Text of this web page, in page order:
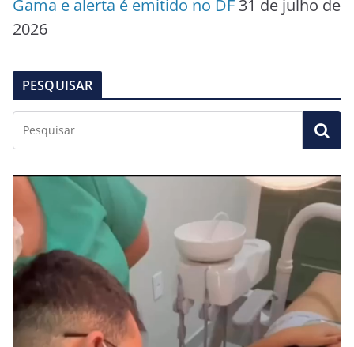
Gama e alerta é emitido no DF 31 de julho de
2026
PESQUISAR